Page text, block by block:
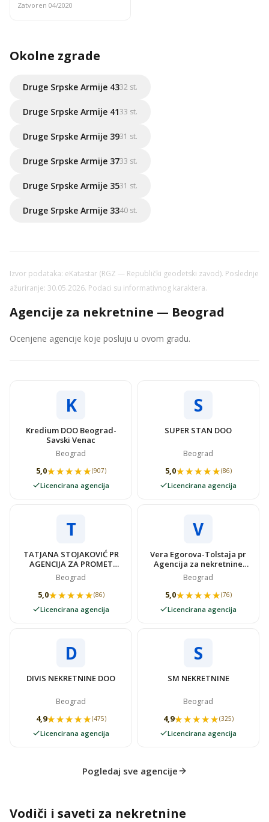
Zatvoren 04/2020
Okolne zgrade
Druge Srpske Armije 4332 st.
Druge Srpske Armije 4133 st.
Druge Srpske Armije 3931 st.
Druge Srpske Armije 3733 st.
Druge Srpske Armije 3531 st.
Druge Srpske Armije 3340 st.
Izvor podataka: eKatastar (RGZ — Republički geodetski zavod). Poslednje
ažuriranje: 30.05.2026. Podaci su informativnog karaktera.
Agencije za nekretnine — Beograd
Ocenjene agencije koje posluju u ovom gradu.
K
Kredium DOO Beograd-
Savski Venac
Beograd
5,0★★★★★
★★★★★(907)
Licencirana agencija
S
SUPER STAN DOO
Beograd
5,0★★★★★
★★★★★(86)
Licencirana agencija
T
TATJANA STOJAKOVIĆ PR
AGENCIJA ZA PROMET
NEKRETNINAMA SUPER
STAN
Beograd
5,0★★★★★
★★★★★(86)
Licencirana agencija
V
Vera Egorova-Tolstaja pr
Agencija za nekretnine
VIDOVSTAN
Beograd
5,0★★★★★
★★★★★(76)
Licencirana agencija
D
DIVIS NEKRETNINE DOO
Beograd
4,9★★★★★
★★★★★(475)
Licencirana agencija
S
SM NEKRETNINE
Beograd
4,9★★★★★
★★★★★(325)
Licencirana agencija
Pogledaj sve agencije
Vodiči i saveti za nekretnine